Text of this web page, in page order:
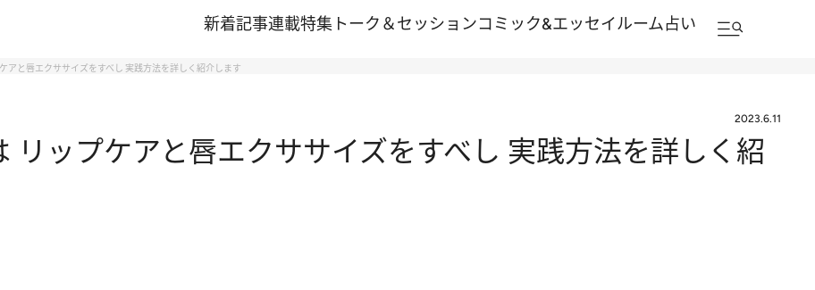
新着記事連載特集 トーク＆セッションコミック&エッセイルーム占い
アと唇エクササイズをすべし 実践方法を詳しく紹介します
2023.6.11
リップケアと唇エクササイズをすべし 実践方法を詳しく紹